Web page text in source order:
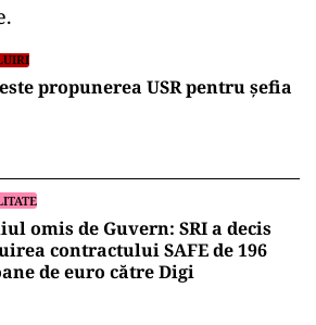
propunerea USR pentru șefia
omis de Guvern: SRI a decis
contractului SAFE de 196
de euro către Digi